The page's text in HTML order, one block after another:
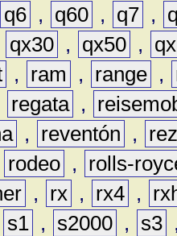
q6 , q60 , q7 ,
qx30 , qx50 ,
, ram , range ,
regata ,
, reventón ,
rodeo ,
rolls-
, rx , rx4 ,
s1 , s2000 , s3